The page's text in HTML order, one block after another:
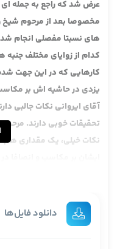
عرض شد که راجع به جمله
مخصوصا بعد از مرحوم
های نسبتا مفصلی انجام
کدام از زوایای مختلف
کارهایی که در این جهت
یزدی در حاشیه اش بر
آقای ایروانی نکات جالبی
تحقیقات خوبی دارند.
نکات خیلی، یک مقداری
ارزش بیشتری دارد و نکات
دیگر هم گفته بشود،
دانلود فایل‌ها